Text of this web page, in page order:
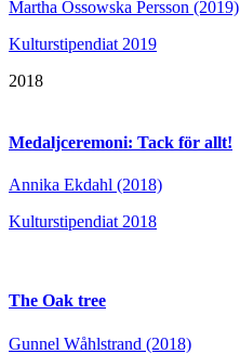
Martha Ossowska Persson (2019)
Kulturstipendiat 2019
2018
Medaljceremoni: Tack för allt!
Annika Ekdahl (2018)
Kulturstipendiat 2018
The Oak tree
Gunnel Wåhlstrand (2018)